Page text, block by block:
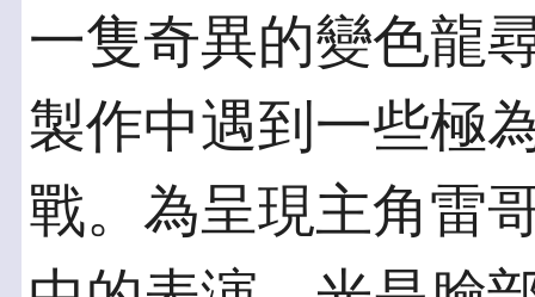
一隻奇異的變色龍
製作中遇到一些極
戰。為呈現主角雷